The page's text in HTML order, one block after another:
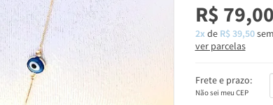
R$ 79,00
2x de R$ 39,50
ver parcelas
Frete e prazo:
Não sei meu CEP